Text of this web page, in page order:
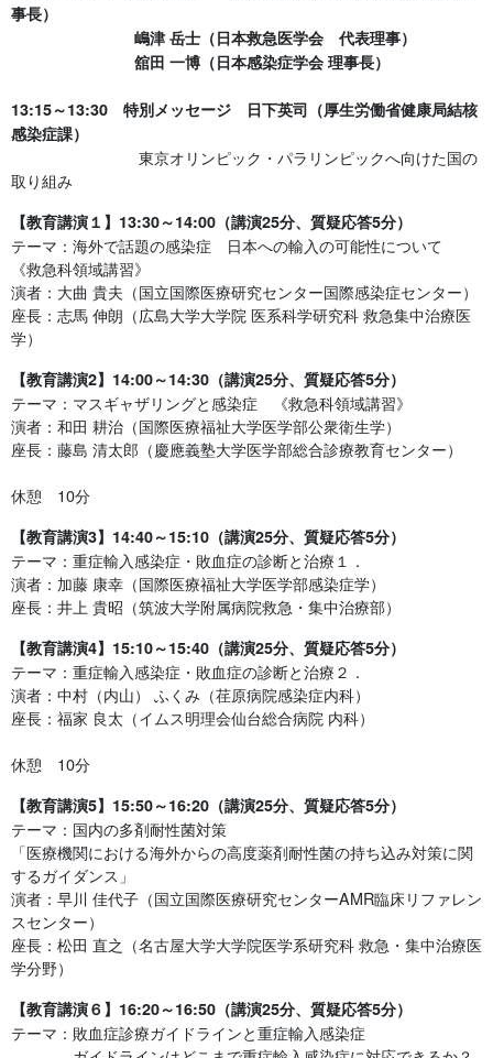
事長）
嶋津 岳士（日本救急医学会 代表理事）
舘田 一博（日本感染症学会 理事長）
13:15～13:30 特別メッセージ 日下英司（厚生労働省健康局結核
感染症課）
東京オリンピック・パラリンピックへ向けた国の
取り組み
【教育講演１】13:30～14:00（講演25分、質疑応答5分）
テーマ：海外で話題の感染症 日本への輸入の可能性について
《救急科領域講習》
演者：大曲 貴夫（国立国際医療研究センター国際感染症センター）
座長：志馬 伸朗（広島大学大学院 医系科学研究科 救急集中治療医
学）
【教育講演2】14:00～14:30（講演25分、質疑応答5分）
テーマ：マスギャザリングと感染症 《救急科領域講習》
演者：和田 耕治（国際医療福祉大学医学部公衆衛生学）
座長：藤島 清太郎（慶應義塾大学医学部総合診療教育センター）
休憩 10分
【教育講演3】14:40～15:10（講演25分、質疑応答5分）
テーマ：重症輸入感染症・敗血症の診断と治療１．
演者：加藤 康幸（国際医療福祉大学医学部感染症学）
座長：井上 貴昭（筑波大学附属病院救急・集中治療部）
【教育講演4】15:10～15:40（講演25分、質疑応答5分）
テーマ：重症輸入感染症・敗血症の診断と治療２．
演者：中村（内山） ふくみ（荏原病院感染症内科）
座長：福家 良太（イムス明理会仙台総合病院 内科）
休憩 10分
【教育講演5】15:50～16:20（講演25分、質疑応答5分）
テーマ：国内の多剤耐性菌対策
「医療機関における海外からの高度薬剤耐性菌の持ち込み対策に関
するガイダンス」
演者：早川 佳代子（国立国際医療研究センターAMR臨床リファレン
スセンター）
座長：松田 直之（名古屋大学大学院医学系研究科 救急・集中治療医
学分野）
【教育講演６】16:20～16:50（講演25分、質疑応答5分）
テーマ：敗血症診療ガイドラインと重症輸入感染症